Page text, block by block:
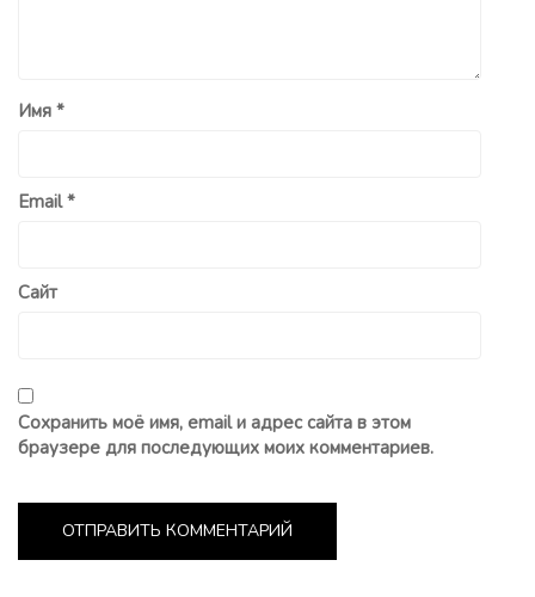
Имя *
Email*
Сайт
Сохранить моё имя, email и адрес сайта в этом
браузере для последующих моих комментариев.